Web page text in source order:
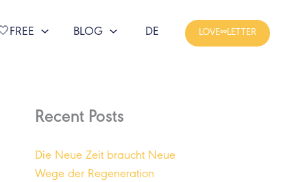
BLOG DE LOVE∞LETTER
Recent Posts
Die Neue Zeit braucht Neue
Wege der Regeneration